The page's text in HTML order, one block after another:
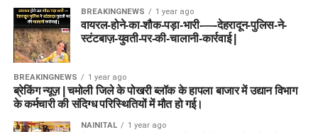
BREAKINGNEWS 1 year ago
वायरल-होने-का-शौक-पड़ा-भारी-—-देहरादून-पुलिस-ने-
स्टंटबाज़-युवती-पर-की-चालानी-कार्रवाई |
BREAKINGNEWS 1 year ago
ब्रेकिंग न्यूज़ | चमोली जिले के पोखरी ब्लॉक के हापला बाजार में उद्यान विभाग
के कर्मचारी की संदिग्ध परिस्थितियों में मौत हो गई।
NAINITAL 1 year ago